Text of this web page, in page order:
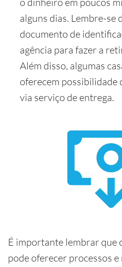
alguns dias. Lembre-se
documento de
agência para fazer a
Além disso, algumas
oferecem possibilidade
via serviço de entrega.
É importante lembrar que
pode oferecer processos